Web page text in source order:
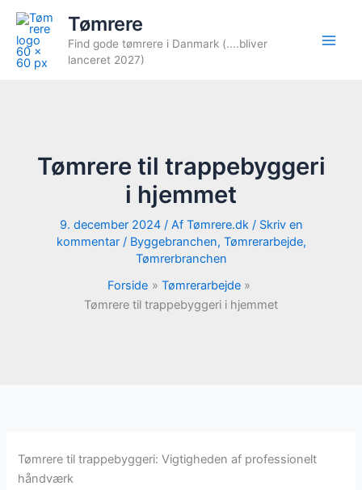
indholdet
Tømrere
Find gode tømrere i Danmark (....bliver
lanceret 2027)
Tømrere til trappebyggeri
i hjemmet
9. december 2024 / Af Tømrere.dk / Skriv en
kommentar / Byggebranchen, Tømrerarbejde,
Tømrerbranchen
Forside
Tømrerarbejde
Tømrere til trappebyggeri i hjemmet
Tømrere til trappebyggeri: Vigtigheden af professionelt
håndværk